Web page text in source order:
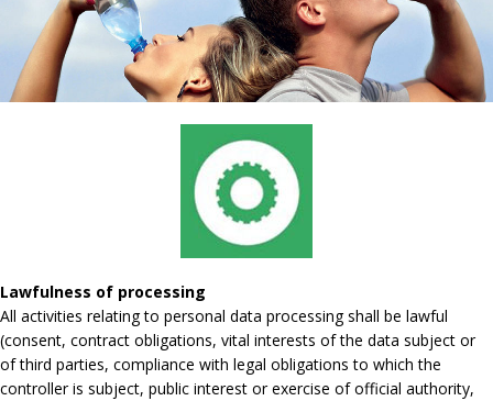
Lawfulness of processing
All activities relating to personal data processing shall be lawful
(consent, contract obligations, vital interests of the data subject or
of third parties, compliance with legal obligations to which the
controller is subject, public interest or exercise of official authority,